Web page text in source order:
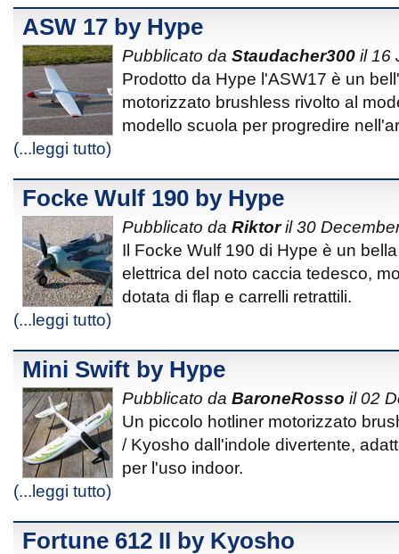
ASW 17 by Hype
Pubblicato da Staudacher300 il 16
Prodotto da Hype l'ASW17 è un
motorizzato brushless rivolto al
modello scuola per progredire
(...leggi tutto)
Focke Wulf 190 by Hype
Pubblicato da Riktoril 30
Il Focke Wulf 190 di Hype è un
elettrica del noto caccia tedesco,
dotata di flap e carrelli retrattili.
(...leggi tutto)
Mini Swift by Hype
Pubblicato da BaroneRosso il 02
Un piccolo hotliner motorizzato
/ Kyosho dall'indole divertente,
per l'uso indoor.
(...leggi tutto)
Fortune 612 II by Kyosho